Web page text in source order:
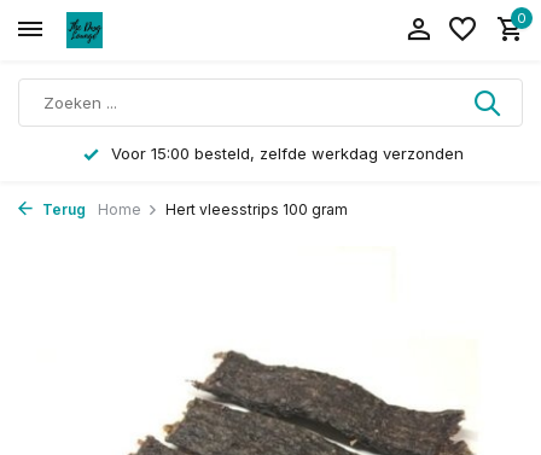
0
Voor 15:00 besteld, zelfde werkdag verzonden
Terug Home Hert vleesstrips 100 gram